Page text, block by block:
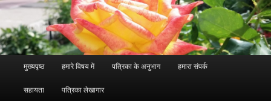
Skip to primary content
Skip to secondary content
मुख्यपृष्ठ हमारे विषय में पत्रिका के अनुभाग हमारा संपर्क
सहायता पत्रिका लेखागार